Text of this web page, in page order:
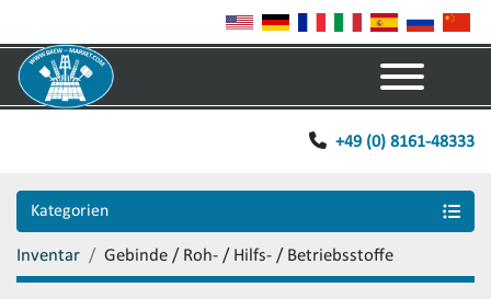
+49 (0) 8161-48333
Kategorien
Inventar Gebinde / Roh- / Hilfs- / Betriebsstoffe